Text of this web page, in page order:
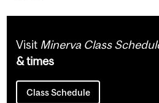
Visit Minerva Class
& times
Class Schedule